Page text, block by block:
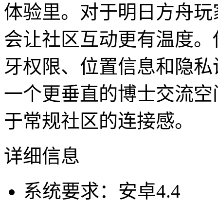
体验里。对于明日方舟
会让社区互动更有温度
牙权限、位置信息和隐
一个更垂直的博士交流
于常规社区的连接感。
详细信息
系统要求：安卓4.4